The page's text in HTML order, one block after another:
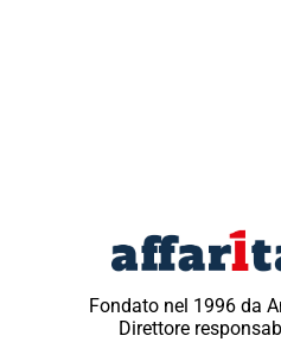
Fondato nel 1996 da
Direttore